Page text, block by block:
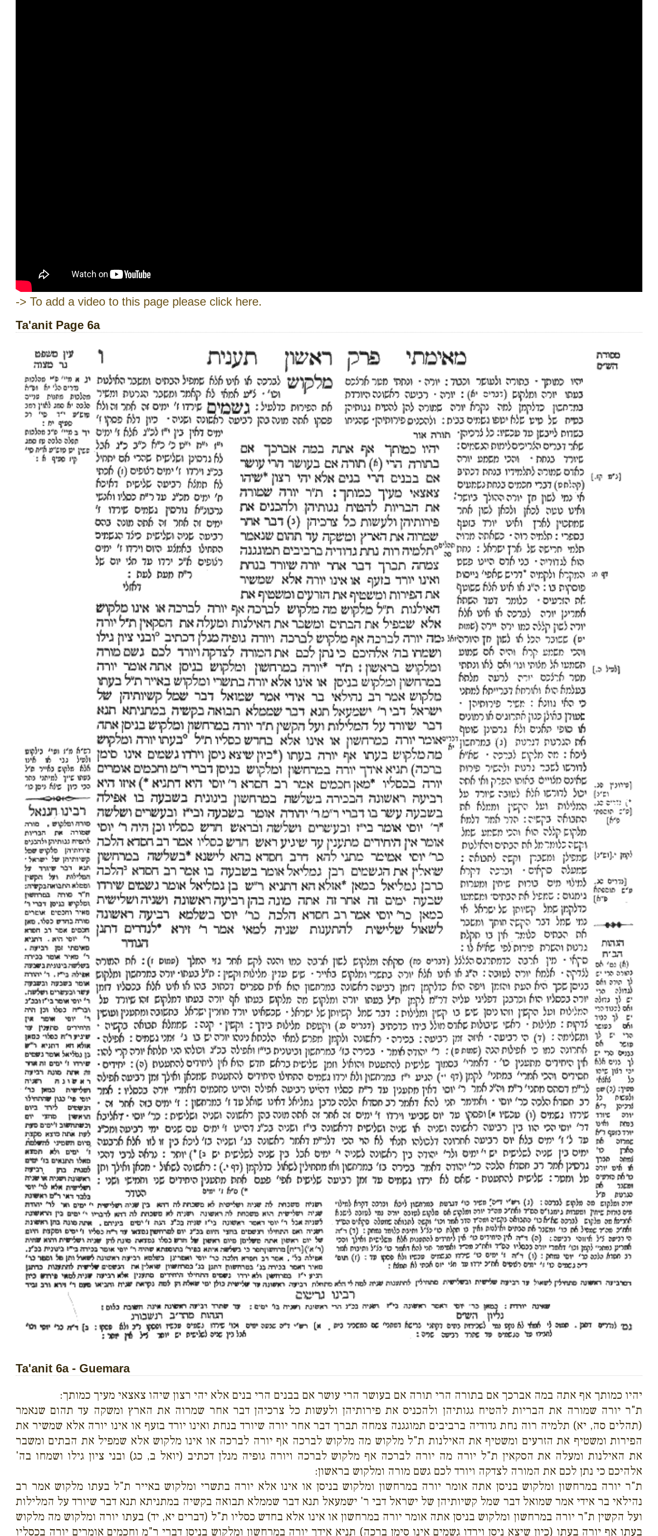
-> To add a video to this page please click here.
Ta'anit Page 6a
Ta'anit 6a - Guemara
יהיו כמותך אף אתה במה אברכך אם בתורה הרי תורה אם בעושר הרי עושר אם בבנים הרי בנים אלא יהי רצון שיהו צאצאי מעיך כמותך:
ת"ר יורה שמורה את הבריות להטיח גגותיהן ולהכניס את פירותיהן ולעשות כל צרכיהן דבר אחר שמרוה את הארץ ומשקה עד תהום שנאמר
(תהלים סה, יא) תלמיה רוה נחת גדודיה ברביבים תמוגגנה צמחה תברך דבר אחר יורה שיורד בנחת ואינו יורד בזעף או אינו יורה אלא שמשיר את
הפירות ומשטיף את הזרעים ומשטיף את האילנות ת"ל מלקוש מה מלקוש לברכה אף יורה לברכה או אינו מלקוש אלא שמפיל את הבתים ומשבר
את האילנות ומעלה את הסקאין ת"ל יורה מה יורה לברכה אף מלקוש לברכה ויורה גופיה מנלן דכתיב (יואל ב, כג) ובני ציון גילו ושמחו בה'
אלהיכם כי נתן לכם את המורה לצדקה ויורד לכם גשם מורה ומלקוש בראשון:
ת"ר יורה במרחשון ומלקוש בניסן אתה אומר יורה במרחשון ומלקוש בניסן או אינו אלא יורה בתשרי ומלקוש באייר ת"ל בעתו מלקוש אמר רב
נהילאי בר אידי אמר שמואל דבר שמל קשיותיהן של ישראל דבי ר' ישמעאל תנא דבר שממלא תבואה בקשיה במתניתא תנא דבר שיורד על המלילות
ועל הקשין ת"ר יורה במרחשון ומלקוש בניסן אתה אומר יורה במרחשון או אינו אלא בחדש כסליו ת"ל (דברים יא, יד) בעתו יורה ומלקוש מה מלקוש
בעתו אף יורה בעתו (כיון שיצא ניסן וירדו גשמים אינו סימן ברכה) תניא אידך יורה במרחשון ומלקוש בניסן דברי ר"מ וחכמים אומרים יורה בכסליו